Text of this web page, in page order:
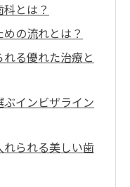
とは？
の流れとは？
る優れた治療と
インビザライン
られる美しい歯